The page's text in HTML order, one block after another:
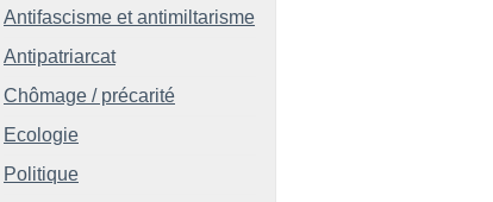
Antifascisme et antimiltarisme
Antipatriarcat
Chômage / précarité
Ecologie
Politique